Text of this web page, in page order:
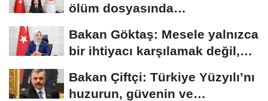
ölüm dosyasında
Bakan Göktaş: Mesele yalnızca
bir ihtiyacı karşılamak değil,
Bakan Çiftçi: Türkiye Yüzyılı’nı
huzurun, güvenin ve